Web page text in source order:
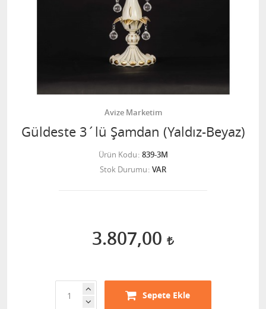
Avize Marketim
Güldeste 3´lü Şamdan (Yaldız-Beyaz)
Ürün Kodu 839-3M
Stok Durumu VAR
3.807,00
Sepete Ekle